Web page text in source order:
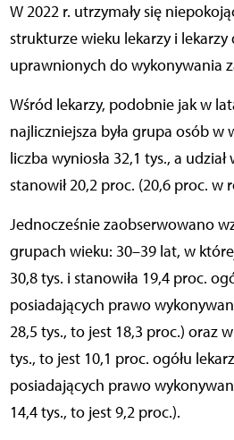
W 2022 r. utrzymały się
strukturze wieku lekarzy i
uprawnionych do wykonywania
Wśród lekarzy, podobnie jak w
najliczniejsza była grupa osób w
liczba wyniosła 32,1 tys., a
stanowił 20,2 proc. (20,6 proc. w
Jednocześnie zaobserwowano
grupach wieku: 30–39 lat, w
30,8 tys. i stanowiła 19,4 proc.
posiadających prawo
28,5 tys., to jest 18,3 proc.) oraz
tys., to jest 10,1 proc. ogółu
posiadających prawo
14,4 tys., to jest 9,2 proc.).